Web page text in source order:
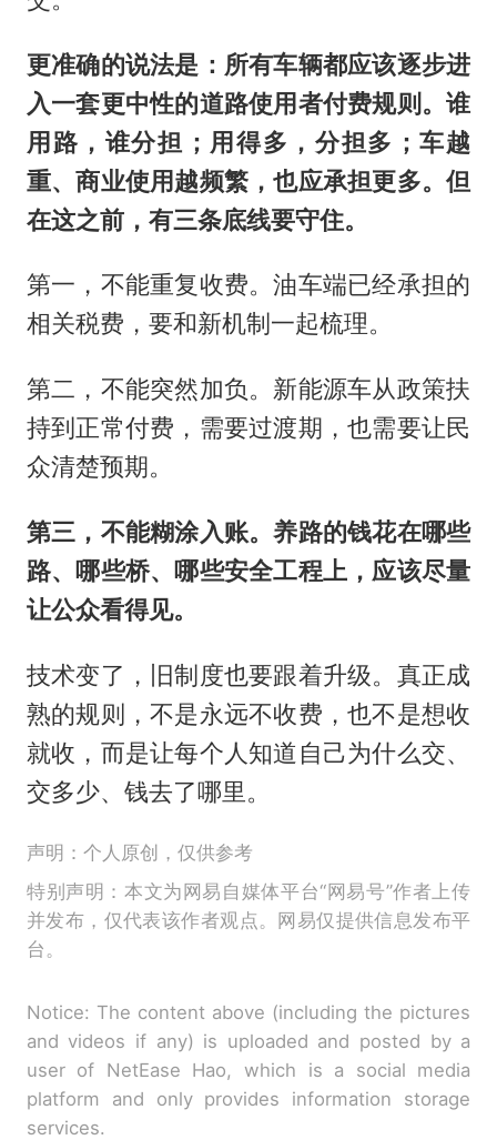
更准确的说法是：所有车辆都应该逐步进
入一套更中性的道路使用者付费规则。谁
用路，谁分担；用得多，分担多；车越
重、商业使用越频繁，也应承担更多。但
在这之前，有三条底线要守住。
第一，不能重复收费。油车端已经承担的
相关税费，要和新机制一起梳理。
第二，不能突然加负。新能源车从政策扶
持到正常付费，需要过渡期，也需要让民
众清楚预期。
第三，不能糊涂入账。养路的钱花在哪些
路、哪些桥、哪些安全工程上，应该尽量
让公众看得见。
技术变了，旧制度也要跟着升级。真正成
熟的规则，不是永远不收费，也不是想收
就收，而是让每个人知道自己为什么交、
交多少、钱去了哪里。
声明：个人原创，仅供参考
特别声明：本文为网易自媒体平台“网易号”作者上传
并发布，仅代表该作者观点。网易仅提供信息发布平
台。
Notice: The content above (including the pictures
and videos if any) is uploaded and posted by a
user of NetEase Hao, which is a social media
platform and only provides information storage
services.